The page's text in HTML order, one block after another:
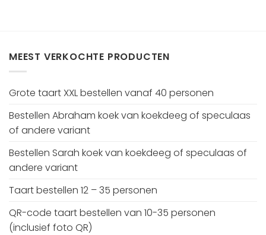
MEEST VERKOCHTE PRODUCTEN
Grote taart XXL bestellen vanaf 40 personen
Bestellen Abraham koek van koekdeeg of speculaas
of andere variant
Bestellen Sarah koek van koekdeeg of speculaas of
andere variant
Taart bestellen 12 – 35 personen
QR-code taart bestellen van 10-35 personen
(inclusief foto QR)